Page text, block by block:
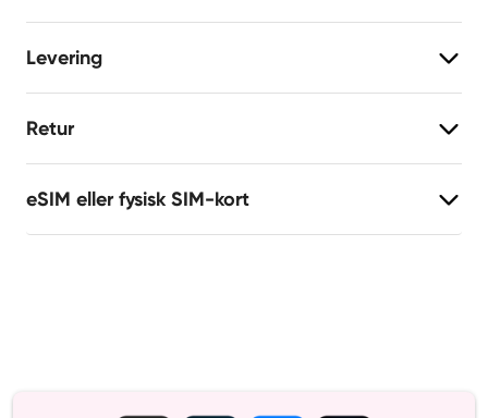
Levering
Retur
eSIM eller fysisk SIM-kort